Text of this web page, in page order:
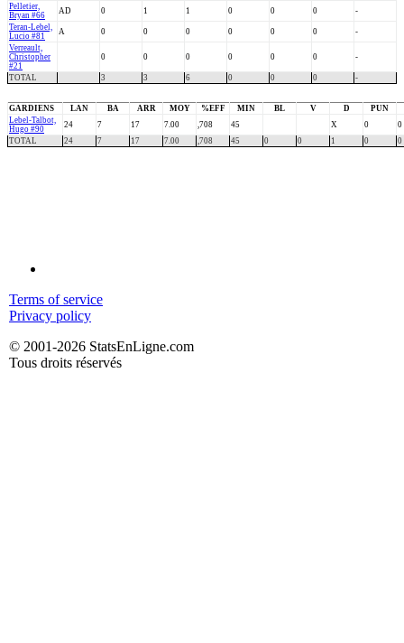
Pelletier,
Bryan #66
AD 0 1 1 0 0 0
-
Teran-Lebel,
Lucio #81
A 0 0 0 0 0 0
-
Verreault,
Christopher
#21
0 0 0 0 0 0 -
TOTAL 3 3 6 0 0 0 -
GARDIENS LAN BA ARR MOY %EFF MIN BL V D
PUN
Lebel-Talbot,
Hugo #90
24 7 17 7.00 ,708 45 X 0
0
TOTAL
24 7 17 7.00 ,708 45 0 0 1 0 0
Terms of service
Privacy policy
© 2001-2026 StatsEnLigne.com
Tous droits réservés